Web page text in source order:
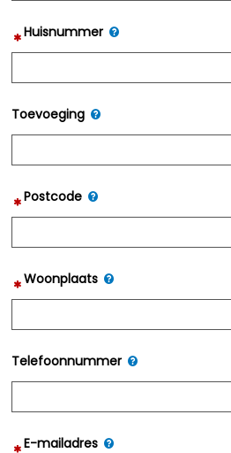
Huisnummer
Toevoeging
Postcode
Woonplaats
Telefoonnummer
E-mailadres